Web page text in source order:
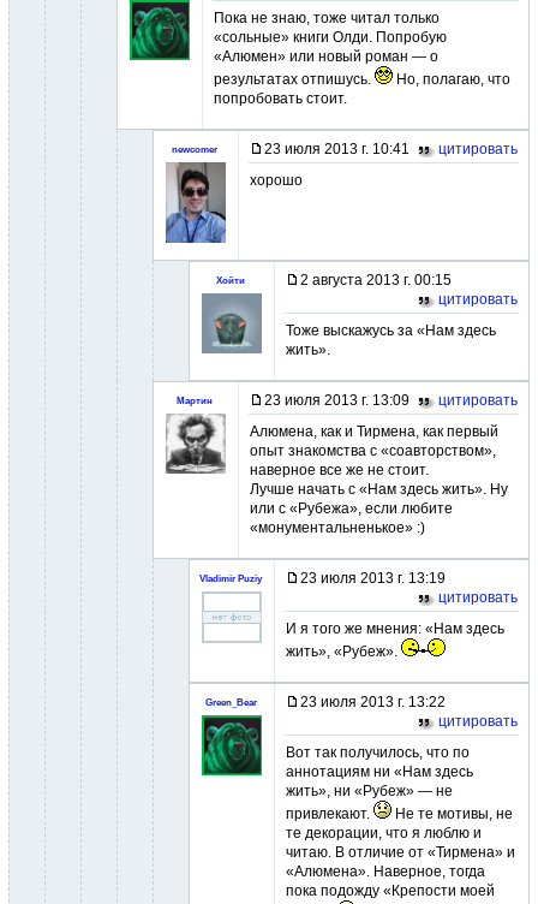
Пока не знаю, тоже читал только
«сольные» книги Олди. Попробую
«Алюмен» или новый роман — о
результатах отпишусь.
Но, полагаю, что
попробовать стоит.
newcomer 23 июля 2013 г. 10:41
цитировать
хорошо
Хойти
2 августа 2013 г. 00:15
цитировать
Тоже выскажусь за «Нам здесь
жить».
Мартин 23 июля 2013 г. 13:09
цитировать
Алюмена, как и Тирмена, как первый
опыт знакомства с «соавторством»,
наверное все же не стоит.
Лучше начать с «Нам здесь жить». Ну
или с «Рубежа», если любите
«монументальненькое» :)
Vladimir Puziy
23 июля 2013 г. 13:19
цитировать
И я того же мнения: «Нам здесь
жить», «Рубеж».
Green_Bear
23 июля 2013 г. 13:22
цитировать
Вот так получилось, что по
аннотациям ни «Нам здесь
жить», ни «Рубеж» — не
привлекают.
Не те мотивы, не
те декорации, что я люблю и
читаю. В отличие от «Тирмена» и
«Алюмена». Наверное, тогда
пока подожду «Крепости моей